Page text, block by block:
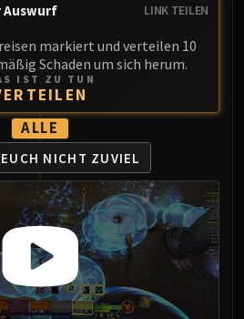
Thorim
Hodir
Vezax
Yogg-Saron
Algalon
Addons
Weakauras
By Class
Streamers
Streamers
Websites
LINK TEILEN
Auswurf
markiert und verteilen 10
Schaden um sich herum.
IST ZU TUN
ALLE
NICHT ZUVIEL